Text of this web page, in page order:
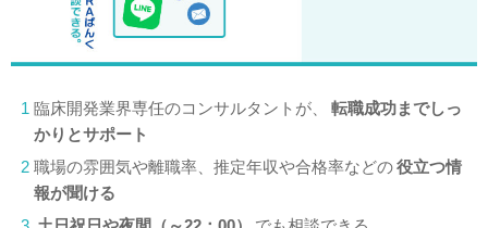
1 臨床開発業界専任のコンサルタントが、
転職成功までしっ
かりとサポート
2 職場の雰囲気や離職率、推定年収や合格率などの役立つ情
報が聞ける